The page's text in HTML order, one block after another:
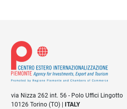
via Nizza 262 int. 56 - Polo Uffici Lingotto
10126 Torino (TO) |
ITALY